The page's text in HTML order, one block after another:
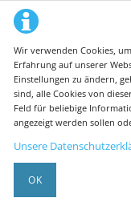
Wir verwenden Cookies,
Erfahrung auf unserer
Einstellungen zu ändern,
sind, alle Cookies von
Feld für beliebige
angezeigt werden sollen
Unsere
OK